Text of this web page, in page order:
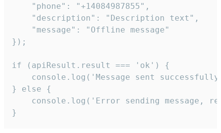
    "phone": "+14084987855",
    "description": "Description text",
    "message": "Offline message"
});
if (apiResult.result === 'ok') {
console.log('Message sent
} else {
console.log('Error sending message,
}